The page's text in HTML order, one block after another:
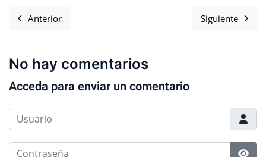
Artículo anterior: Software Freedom Day 2024
Anterior Artículo
Siguiente
No hay comentarios
Acceda para enviar un comentario
Usuario
Contraseña